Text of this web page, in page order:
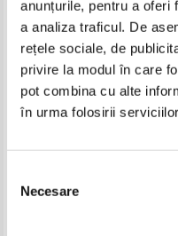
anunțurile, pentru a oferi
a analiza traficul. De
rețele sociale, de
privire la modul în care
pot combina cu alte
în urma folosirii
consimțământului
Necesare
Produse din aceeasi